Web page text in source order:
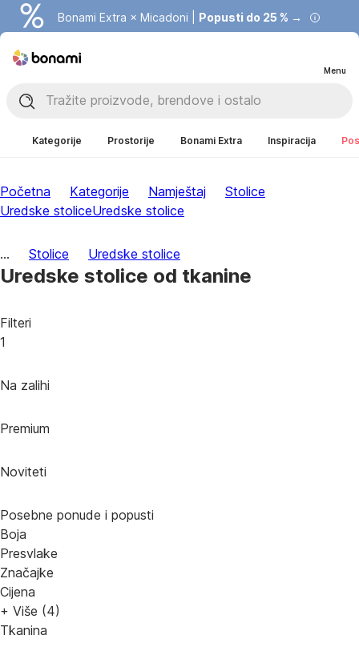
Bonami Extra × Micadoni | Popusti do 25 % →
Menu
Kategorije Prostorije Bonami Extra Inspiracija
Početna Kategorije Namještaj
Stolice
Uredske stoliceUredske stolice
... Stolice Uredske stolice
Uredske stolice od tkanine
Filteri
1
Na zalihi
Premium
Noviteti
Posebne ponude i popusti
Boja
Presvlake
Značajke
Cijena
+ Više (4)
Tkanina